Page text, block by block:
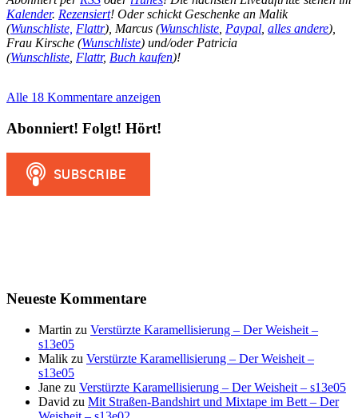
Kalender. Rezensiert! Oder schickt Geschenke an Malik
(Wunschliste, Flattr), Marcus (Wunschliste Paypal alles andere),
Frau Kirsche (Wunschliste) und/oder Patricia
(Wunschliste Flattr, Buch kaufen)!
Alle 18 Kommentare anzeigen
Abonniert! Folgt! Hört!
Neueste Kommentare
Martin zu Verstürzte Karamellisierung – Der Weisheit –
s13e05
Malik zu Verstürzte Karamellisierung – Der Weisheit –
s13e05
Jane zu Verstürzte Karamellisierung – Der Weisheit – s13e05
David zu Mit Straßen-Bandshirt und Mixtape im Bett – Der